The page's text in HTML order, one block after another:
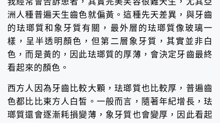
洲人種普遍天生齒色就偏黃。這種先天差異，與牙齒
的珐瑯質和象牙質有關，最外層的珐瑯質像玻璃一
樣，呈半透明顏色，但第二層象牙質，其實並非白
色，而是黃的，因此珐瑯質的厚薄，會決定牙齒最終
看起來的顏色。
西方人因為牙齒比較大顆，珐瑯質也比較厚，普遍齒
色都比比東方人白皙。一般而言，隨著年紀增長，珐
瑯質還會逐漸耗損變薄，象牙質也會變厚，因此看起